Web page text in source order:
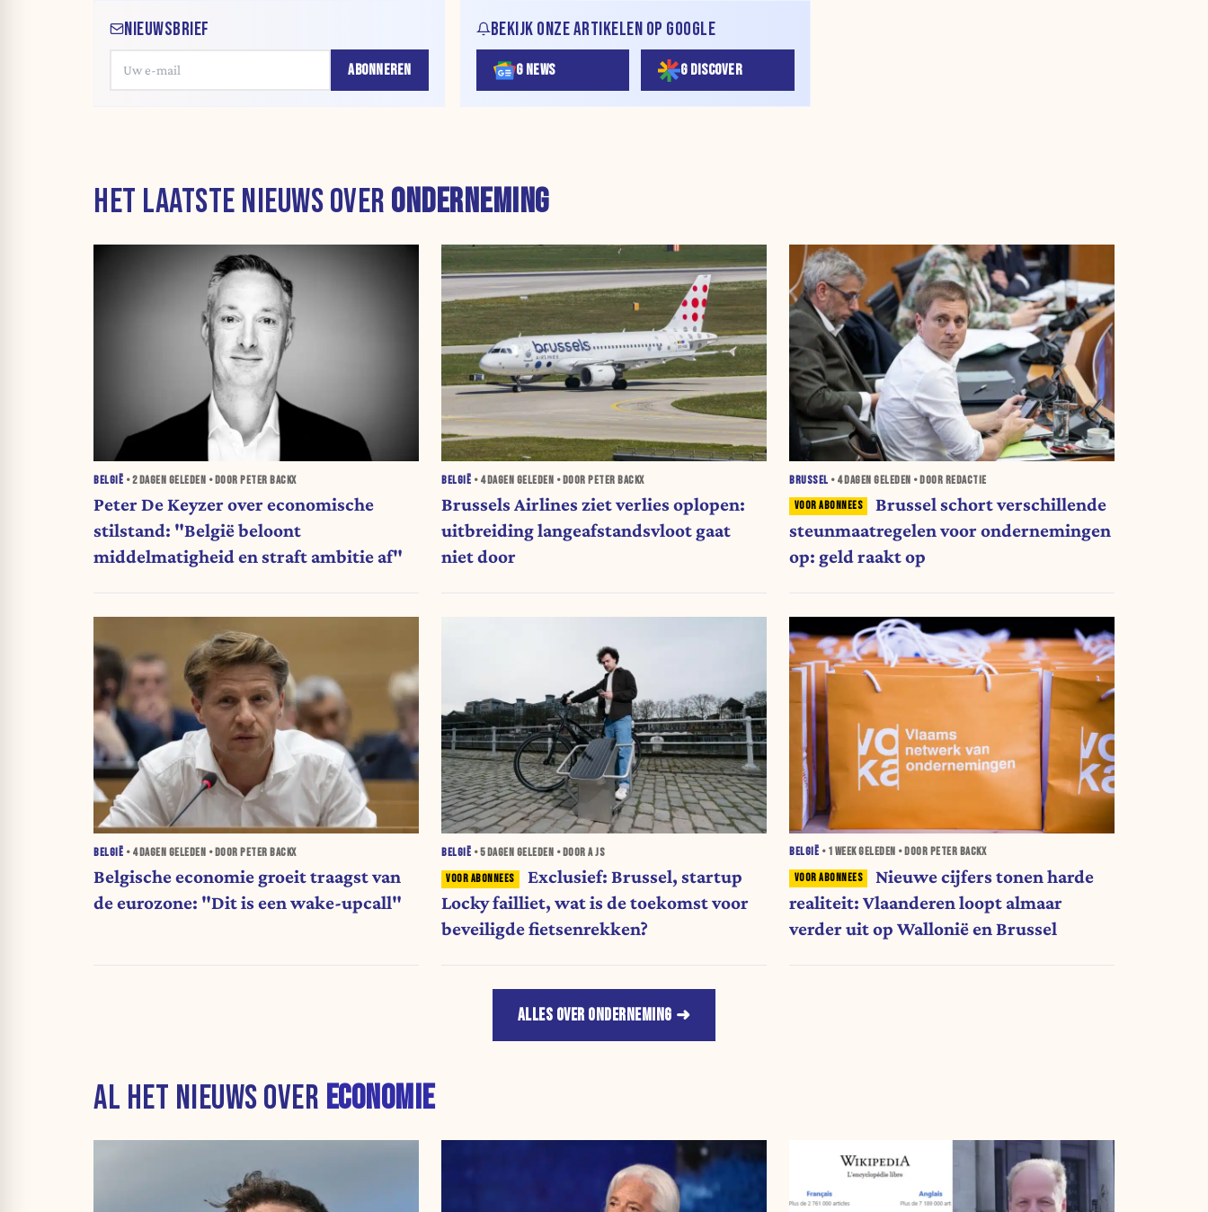
NIEUWSBRIEF
ABONNEREN
BEKIJK ONZE ARTIKELEN OP GOOGLE
G NEWS G DISCOVER
HET LAATSTE NIEUWS OVER ONDERNEMING
BELGIË •2 DAGEN GELEDEN • DOOR PETER BACKX
Peter De Keyzer over economische
stilstand: "België beloont
middelmatigheid en straft ambitie af"
BELGIË • 4 DAGEN GELEDEN • DOOR PETER BACKX
Brussels Airlines ziet verlies oplopen:
uitbreiding langeafstandsvloot gaat
niet door
BRUSSEL • 4 DAGEN GELEDEN • DOOR REDACTIE
Brussel schort verschillende
steunmaatregelen voor ondernemingen
op: geld raakt op
BELGIË • 4 DAGEN GELEDEN • DOOR PETER BACKX
Belgische economie groeit traagst van
de eurozone: "Dit is een wake-upcall"
BELGIË •5 DAGEN GELEDEN • DOOR A JS
Exclusief: Brussel, startup
Locky failliet, wat is de toekomst voor
beveiligde fietsenrekken?
BELGIË • 1 WEEKGELEDEN • DOOR PETER BACKX
Nieuwe cijfers tonen harde
realiteit: Vlaanderen loopt almaar
verder uit op Wallonië en Brussel
ALLES OVER ONDERNEMING
AL HET NIEUWS OVER ECONOMIE